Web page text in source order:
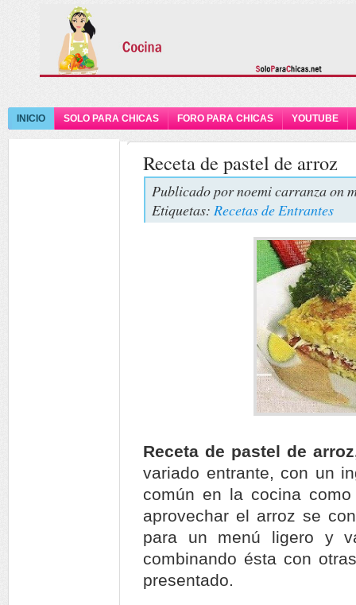
INICIO SOLO PARA CHICAS FORO PARA CHICAS YOUTUBE
Receta de pastel de arroz
Publicado pornoemi carranzaon
Etiquetas: Recetas de Entrantes
Receta de pastel de
variado entrante, con un
común en la cocina
aprovechar el arroz se
para un menú ligero y
combinando ésta con
presentado.